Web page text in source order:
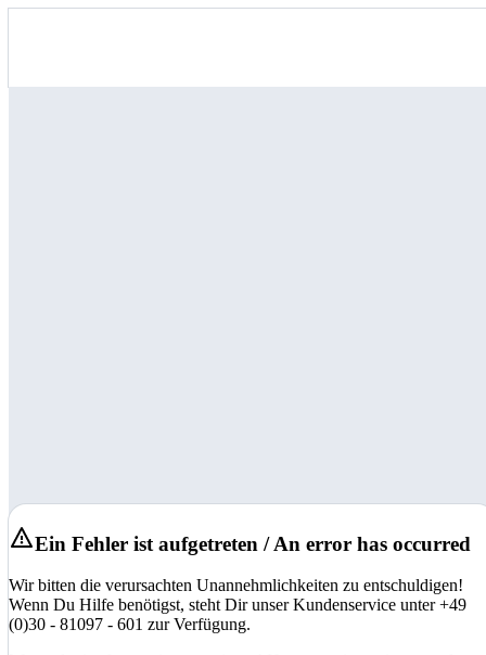
Ein Fehler ist aufgetreten / An error has occurred
Wir bitten die verursachten Unannehmlichkeiten zu entschuldigen!
Wenn Du Hilfe benötigst, steht Dir unser Kundenservice unter +49
(0)30 - 81097 - 601 zur Verfügung.